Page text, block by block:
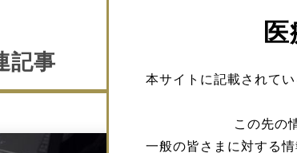
本サイトに記載されて
この先の
一般の皆さまに対する
記事